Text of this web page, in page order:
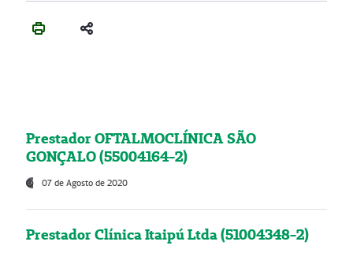
Prestador OFTALMOCLÍNICA SÃO
GONÇALO (55004164-2)
07 de Agosto de 2020
Prestador Clínica Itaipú Ltda (51004348-2)